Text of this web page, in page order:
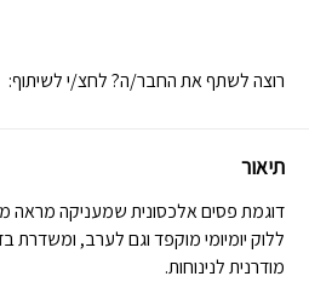
תיאור
דוגמת פסים אלכסונית שמעניקה מראה
ללוק יומיומי מוקפד וגם לערב, ומשדרת
מודרנית לנינוחות.
רוצה לשתף את החבר/ה? לחצ/י לשיתוף: